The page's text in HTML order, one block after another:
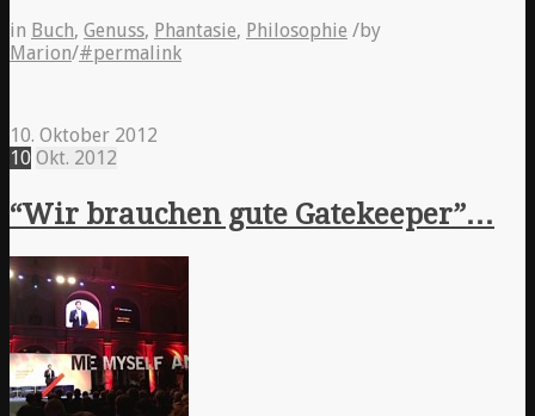
in Buch, Genuss, Phantasie, Philosophie /by
Marion/#permalink
10. Oktober 2012
10 Okt. 2012
“Wir brauchen gute Gatekeeper”…